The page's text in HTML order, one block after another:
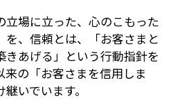
立場に立った、心のこもった
を、信頼とは、「お客さまと
あげる」という行動指針を
の「お客さまを信用しま
いでいます。